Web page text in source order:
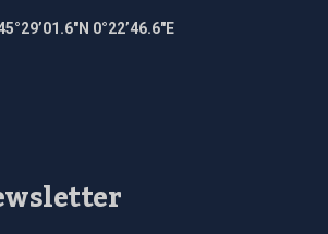
0°22’46.6″E